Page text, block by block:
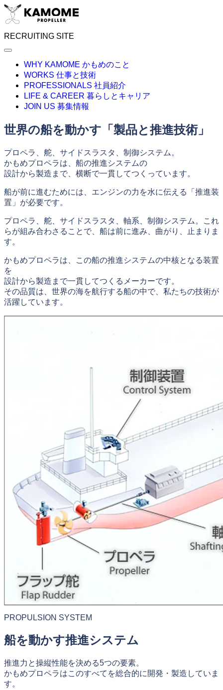
RECRUITING SITE
WHY KAMOME かもめのこと
WORKS 仕事と技術
PROFESSIONALS 社員紹介
LIFE & CAREER 暮らしとキャリア
JOIN US 募集情報
世界の船を動かす「製品と推進技術」
プロペラ、舵、サイドスラスタ、制御システム。
かもめプロペラは、船の推進システムの
設計から製造まで、横断で一貫してつくっています。
船が前に進むためには、エンジンの力を水に伝える「推進装
置」が必要です。
プロペラ、舵、サイドスラスタ、軸系、制御システム。これ
らが組み合わさることで、船は前に進み、曲がり、止まりま
す。
かもめプロペラは、この船の推進システムの中核となる装置
を
設計から製造まで一貫してつくるメーカーです。
その品質は、世界の海を航行する船の中で、私たちの技術が
活躍しています。
PROPULSION SYSTEM
船を動かす推進システム
推進力と操縦性能を決める5つの要素。
かもめプロペラはこのすべてを総合的に開発・製造していま
す。